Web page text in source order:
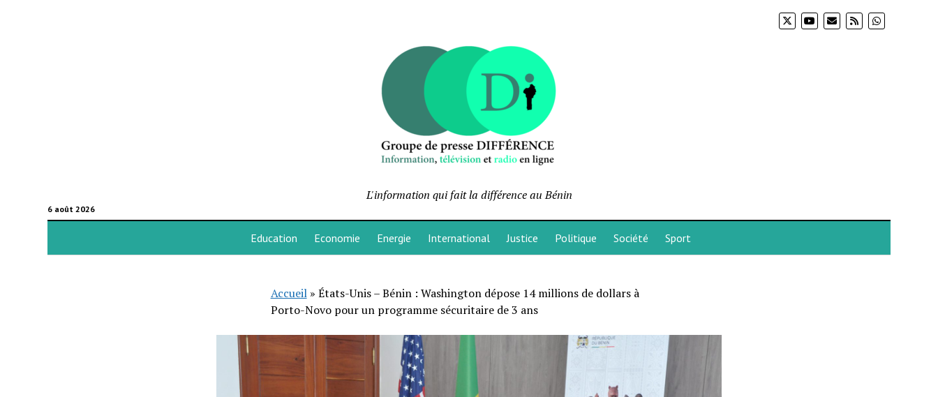
6 août 2026
L'information qui fait la différence au Bénin
Education Economie Energie International Justice Politique Société Sport
Accueil» États-Unis – Bénin : Washington dépose 14 millions de dollars à
Porto-Novo pour un programme sécuritaire de 3 ans